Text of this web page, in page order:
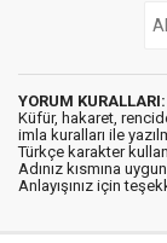
YORUM KURALLARI:
Küfür, hakaret,
imla kuralları ile
Türkçe karakter
Adınız kısmına
Anlayışınız için